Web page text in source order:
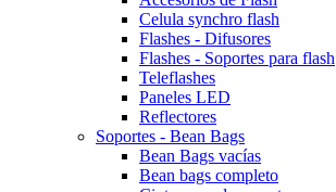
Celula synchro flash
Flashes - Difusores
Flashes - Soportes para flash
Teleflashes
Paneles LED
Reflectores
Soportes - Bean Bags
Bean Bags vacías
Bean bags completo